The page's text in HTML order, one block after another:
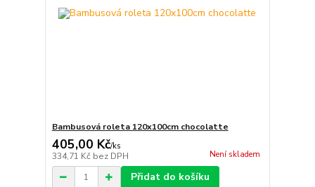
Bambusová roleta 120x100cm chocolatte
405,00 Kč/ks
334,71 Kč bez DPH Není skladem
Přidat do košíku